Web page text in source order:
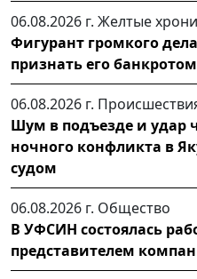
06.08.2026 г. Желтые
Фигурант громкого
признать его банкротом
06.08.2026 г.
Шум в подъезде и удар
ночного конфликта в
судом
06.08.2026 г. Общество
В УФСИН состоялась
представителем